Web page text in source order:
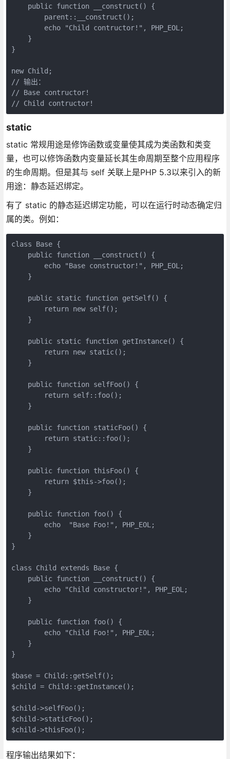
    public function __construct() {
        parent::__construct();
        echo "Child contructor!", PHP_EOL;
    }
}
new Child;
// 输出：
// Base contructor!
// Child contructor!
static
static 常规用途是修饰函数或变量使其成为类函数和类变
量，也可以修饰函数内变量延长其生命周期至整个应用程序
的生命周期。但是其与 self 关联上是PHP 5.3以来引入的新
用途：静态延迟绑定。
有了 static 的静态延迟绑定功能，可以在运行时动态确定归
属的类。例如：
class Base {
    public function __construct() {
        echo "Base constructor!", PHP_EOL;
    }
    public static function getSelf() {
        return new self();
    }
    public static function getInstance() {
        return new static();
    }
    public function selfFoo() {
        return self::foo();
    }
    public function staticFoo() {
        return static::foo();
    }
    public function thisFoo() {
        return $this->foo();
    }
    public function foo() {
        echo  "Base Foo!", PHP_EOL;
    }
}
class Child extends Base {
    public function __construct() {
        echo "Child constructor!", PHP_EOL;
    }
    public function foo() {
        echo "Child Foo!", PHP_EOL;
    }
}
$base = Child::getSelf();
$child = Child::getInstance();
$child->selfFoo();
$child->staticFoo();
$child->thisFoo();
程序输出结果如下：